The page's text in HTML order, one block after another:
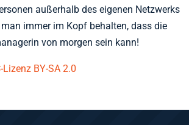
außerhalb des eigenen Netzwerks
immer im Kopf behalten, dass die
von morgen sein kann!
Lizenz BY-SA 2.0